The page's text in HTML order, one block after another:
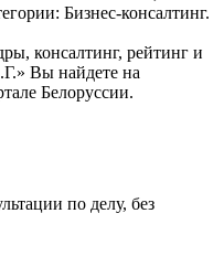
Бизнес-консалтинг.
консалтинг, рейтинг и
Вы найдете на
Белоруссии.
по делу, без